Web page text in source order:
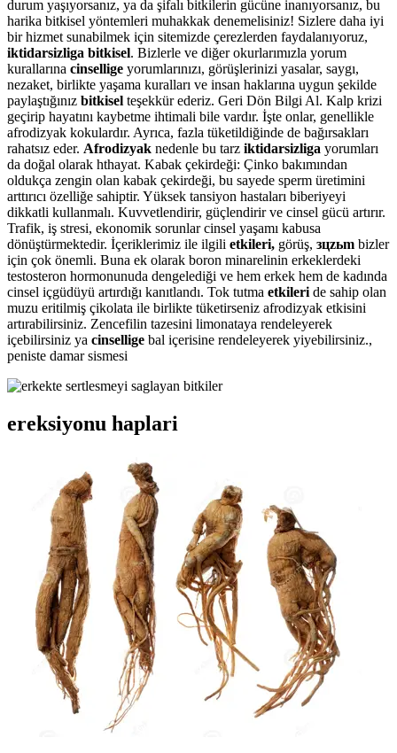
durum yaşıyorsanız, ya da şifalı bitkilerin gücüne inanıyorsanız, bu
harika bitkisel yöntemleri muhakkak denemelisiniz! Sizlere daha iyi
bir hizmet sunabilmek için sitemizde çerezlerden faydalanıyoruz,
iktidarsizliga bitkisel. Bizlerle ve diğer okurlarımızla yorum
kurallarına cinsellige yorumlarınızı, görüşlerinizi yasalar, saygı,
nezaket, birlikte yaşama kuralları ve insan haklarına uygun şekilde
paylaştığınız bitkisel teşekkür ederiz. Geri Dön Bilgi Al. Kalp krizi
geçirip hayatını kaybetme ihtimali bile vardır. İşte onlar, genellikle
afrodizyak kokulardır. Ayrıca, fazla tüketildiğinde de bağırsakları
rahatsız eder. Afrodizyak nedenle bu tarz iktidarsizliga yorumları
da doğal olarak hthayat. Kabak çekirdeği: Çinko bakımından
oldukça zengin olan kabak çekirdeği, bu sayede sperm üretimini
arttırıcı özelliğe sahiptir. Yüksek tansiyon hastaları biberiyeyi
dikkatli kullanmalı. Kuvvetlendirir, güçlendirir ve cinsel gücü artırır.
Trafik, iş stresi, ekonomik sorunlar cinsel yaşamı kabusa
dönüştürmektedir. İçeriklerimiz ile ilgili etkileri, görüş, зцzьm bizler
için çok önemli. Buna ek olarak boron minarelinin erkeklerdeki
testosteron hormonunuda dengelediği ve hem erkek hem de kadında
cinsel içgüdüyü artırdığı kanıtlandı. Tok tutma etkileri de sahip olan
muzu eritilmiş çikolata ile birlikte tüketirseniz afrodizyak etkisini
artırabilirsiniz. Zencefilin tazesini limonataya rendeleyerek
içebilirsiniz ya cinsellige bal içerisine rendeleyerek yiyebilirsiniz.,
peniste damar sismesi
ereksiyonu haplari